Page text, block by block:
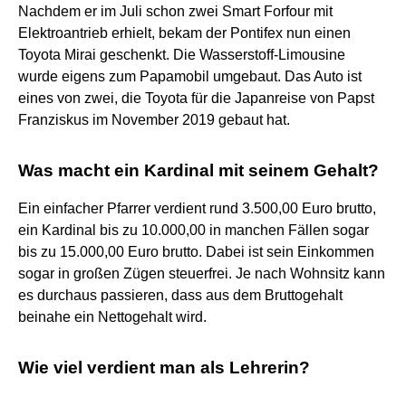
Nachdem er im Juli schon zwei Smart Forfour mit
Elektroantrieb erhielt, bekam der Pontifex nun einen
Toyota Mirai geschenkt. Die Wasserstoff-Limousine
wurde eigens zum Papamobil umgebaut. Das Auto ist
eines von zwei, die Toyota für die Japanreise von Papst
Franziskus im November 2019 gebaut hat.
Was macht ein Kardinal mit seinem Gehalt?
Ein einfacher Pfarrer verdient rund 3.500,00 Euro brutto,
ein Kardinal bis zu 10.000,00 in manchen Fällen sogar
bis zu 15.000,00 Euro brutto. Dabei ist sein Einkommen
sogar in großen Zügen steuerfrei. Je nach Wohnsitz kann
es durchaus passieren, dass aus dem Bruttogehalt
beinahe ein Nettogehalt wird.
Wie viel verdient man als Lehrerin?